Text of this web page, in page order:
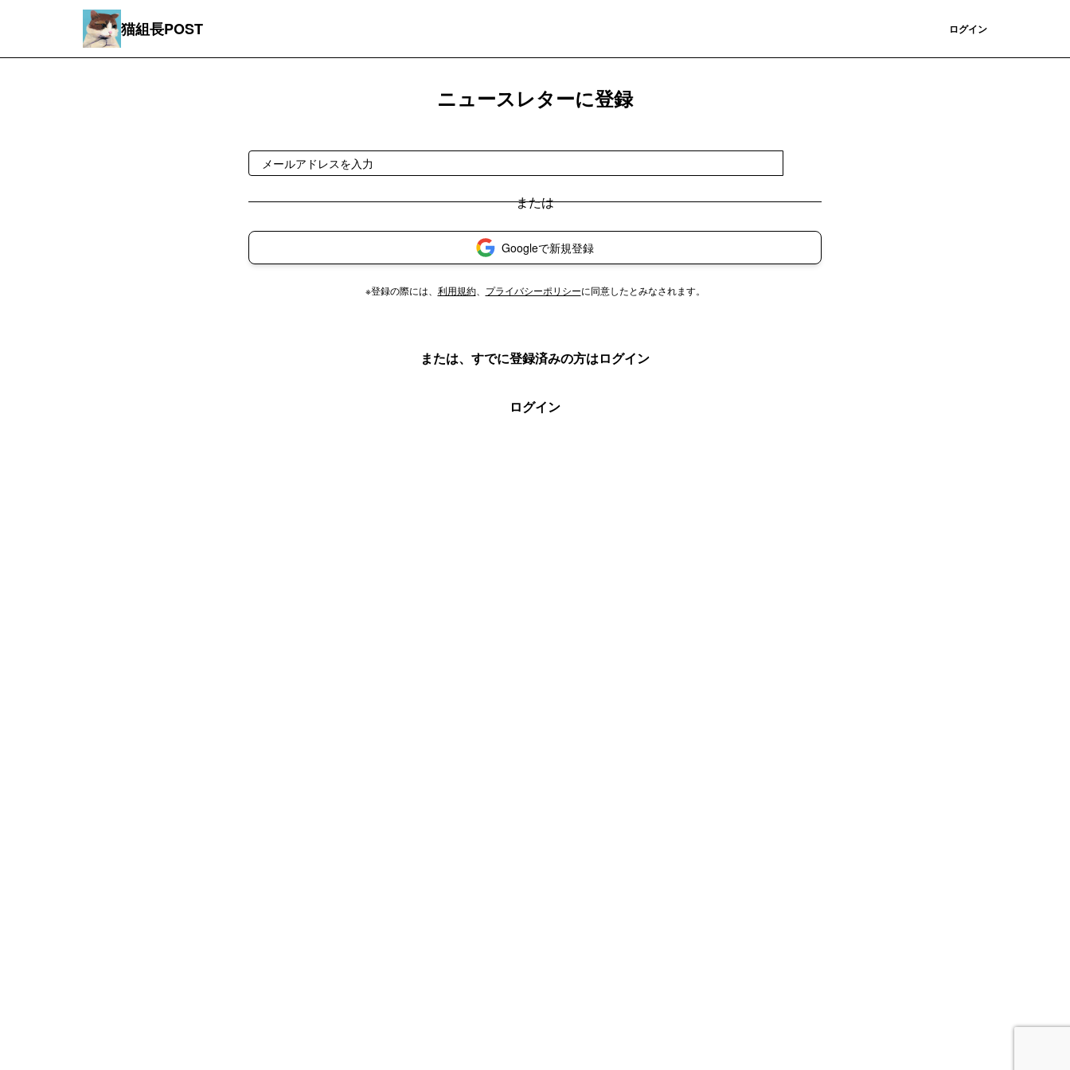
猫組長POST ログイン
ニュースレターに登録
Googleで新規登録
※登録の際には、 利用規約、 プライバシーポリシーに同意したとみなされます。
または、すでに登録済みの方はログイン
ログイン